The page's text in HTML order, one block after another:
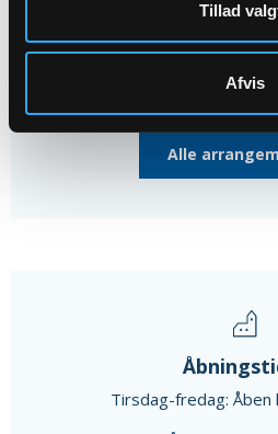
Tillad
Afvis
Syng-sammen-
Veflinge Kirke,
Alle
Tirsdag-fredag: Åben